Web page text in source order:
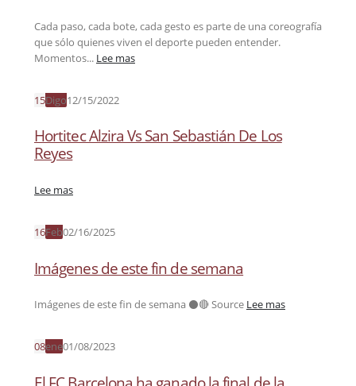
Cada paso, cada bote, cada gesto es parte de una coreografía
que sólo quienes viven el deporte pueden entender.
Momentos... Lee mas
15Digo12/15/2022
Hortitec Alzira Vs San Sebastián De Los
Reyes
Lee mas
16Feb02/16/2025
Imágenes de este fin de semana
Imágenes de este fin de semana ⚫️🔴 Source Lee mas
08ene01/08/2023